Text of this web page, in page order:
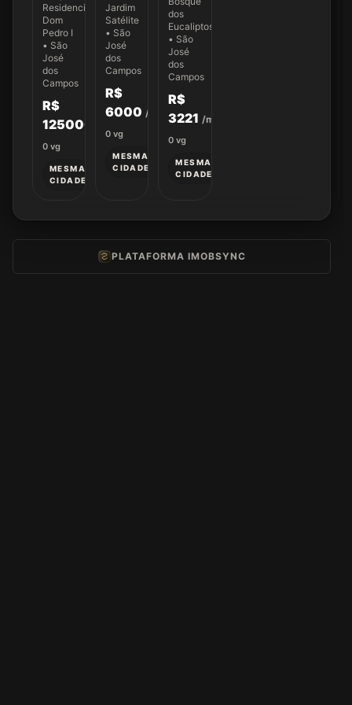
Conceição
Oliveira
300
Residencial
Dom
Pedro I
• São
José
dos
Campos
R$
125000
0 vg
MESMA
CIDADE
Andrômeda
500
Jardim
Satélite
• São
José
dos
Campos
R$
6000 /mês
0 vg
MESMA
CIDADE
de
Castro
55
dos
Eucaliptos
• São
José
dos
Campos
R$
3221 /mês
0 vg
MESMA
CIDADE
PLATAFORMA IMOBSYNC